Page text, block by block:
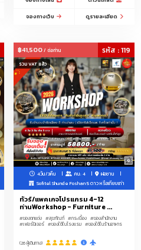
จองทางเว็บ
ดูรายละเอียด
฿41,500/ ต่อท่าน
รวม VAT แล้ว
รหัส : 119
4วัน/3คืน คน: 4
ฝอซาน
Sofitel Shunde Foshan 5 ดาว หรือเทียบเท่า
ทัวร์/แพคเกจโปรแกรม 4-12
ท่านWorkshop - Furniture ...
#ของตกแต่ง #สุขภัณฑ์ #กระเบื้อง #ของสำนักงาน
#เฟอร์นิเจอร์ #ของใช้ในโรงแรม #ของใช้ในร้านอาหาร
(26 ผู้เดินทาง)